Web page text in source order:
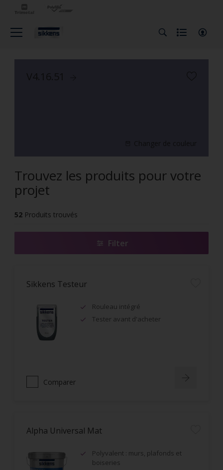
V4.16.51
Changer de couleur
Trouvez les produits pour votre
projet
52 Produits trouvés
Filter
Sikkens Testeur
Rouleau intégré
Tester avant d'acheter
Comparer
Alpha Universal Mat
Polyvalent : murs, plafonds et
boiseries